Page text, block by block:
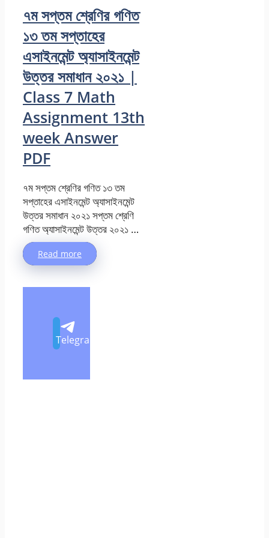
৭ম সপ্তম শ্রেণির গণিত
১৩ তম সপ্তাহের
এসাইনমেন্ট অ্যাসাইনমেন্ট
উত্তর সমাধান ২০২১ |
Class 7 Math
Assignment 13th
week Answer
PDF
৭ম সপ্তম শ্রেণির গণিত ১৩ তম
সপ্তাহের এসাইনমেন্ট অ্যাসাইনমেন্ট
উত্তর সমাধান ২০২১ সপ্তম শ্রেণি
গণিত অ্যাসাইনমেন্ট উত্তর ২০২১ …
Read more
Telegram